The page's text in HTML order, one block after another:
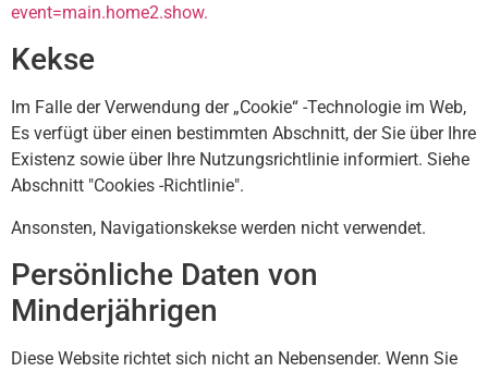
event=main.home2.show.
Kekse
Im Falle der Verwendung der „Cookie“ -Technologie im Web,
Es verfügt über einen bestimmten Abschnitt, der Sie über Ihre
Existenz sowie über Ihre Nutzungsrichtlinie informiert. Siehe
Abschnitt "Cookies -Richtlinie".
Ansonsten, Navigationskekse werden nicht verwendet.
Persönliche Daten von
Minderjährigen
Diese Website richtet sich nicht an Nebensender. Wenn Sie